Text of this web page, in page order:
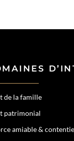
de la famille
patrimonial
amiable &